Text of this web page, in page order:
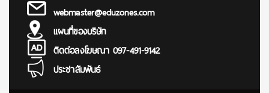
webmaster@eduzones.com
แผนที่ของบริษัท
ติดต่อลงโฆษณา 097-491-9142
ประชาสัมพันธ์